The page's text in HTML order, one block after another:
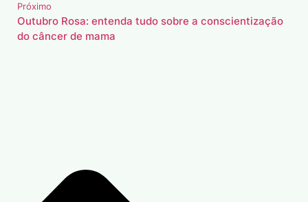
Próximo
Outubro Rosa: entenda tudo sobre a conscientização
do câncer de mama